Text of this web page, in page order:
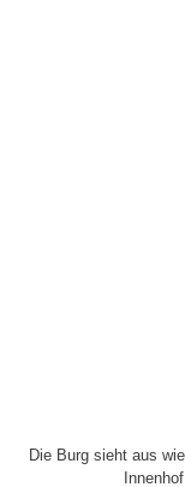
Die Burg sieht aus